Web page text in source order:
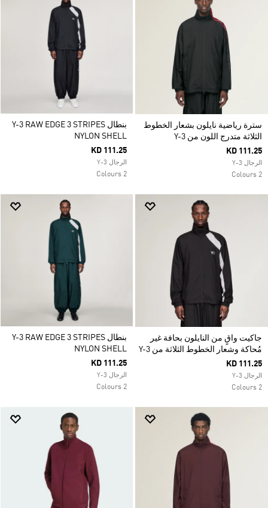
سترة رياضية نايلون بشعار الخطوط
الثلاثة متدرج اللون من Y-3
KD 111.25
الرجال Y-3
2 Colours
بنطال Y-3 RAW EDGE 3 STRIPES
NYLON SHELL
KD 111.25
الرجال Y-3
2 Colours
جاكيت واقٍ من النايلون بحافة غير
مُحاكة وشعار الخطوط الثلاثة من Y-3
KD 111.25
الرجال Y-3
2 Colours
بنطال Y-3 RAW EDGE 3 STRIPES
NYLON SHELL
KD 111.25
الرجال Y-3
2 Colours